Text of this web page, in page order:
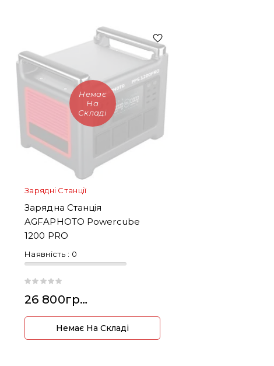
Немає
На
Складі
Зарядні Станції
Зарядна Станція
AGFAPHOTO Powercube
1200 PRO
Наявність : 0
26 800грн.
Немає На Складі